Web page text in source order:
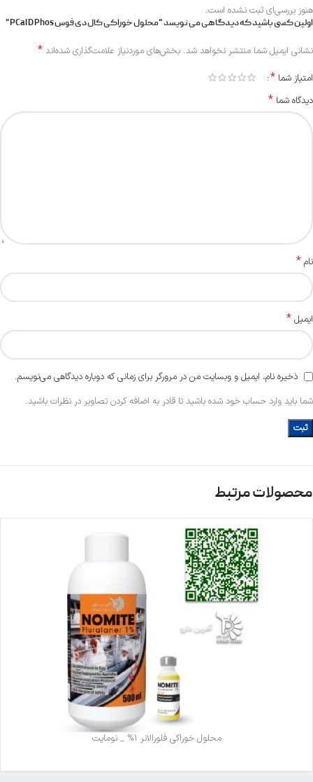
هنوز بررسی‌ای ثبت نشده است.
اولین کسی باشید که دیدگاهی می نویسد “محلول خوراکی کال دی فوس PCal D Phos”
نشانی ایمیل شما منتشر نخواهد شد. بخش‌های موردنیاز علامت‌گذاری شده‌اند *
امتیاز شما *
دیدگاه شما *
نام *
ایمیل *
ذخیره نام، ایمیل و وبسایت من در مرورگر برای زمانی که دوباره دیدگاهی می‌نویسم.
شما باید وارد حساب خود شده باشید تا قادر به اضافه کردن تصاویر در نظرات باشید.
محصولات مرتبط
محلول خوراکی فلورالانر 1% _ نومایت